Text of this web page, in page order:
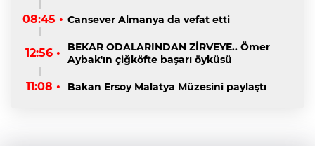
08:45 • Cansever Almanya da vefat etti
12:56 •
BEKAR ODALARINDAN ZİRVEYE.. Ömer
Aybak'ın çiğköfte başarı öyküsü
11:08 • Bakan Ersoy Malatya Müzesini paylaştı